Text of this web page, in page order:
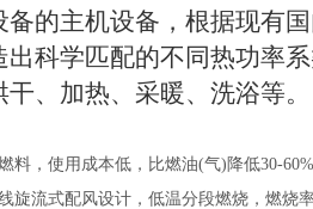
的主机设备，根据现有
科学匹配的不同热功率
、加热、采暖、洗浴等。
料，使用成本低，比燃油(气)降低30-
旋流式配风设计，低温分段燃烧，燃烧